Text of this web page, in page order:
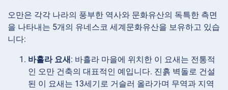
오만은 각각 나라의 풍부한 역사와 문화유산의 독특한 측면
을 나타내는 5개의 유네스코 세계문화유산을 보유하고 있습
니다:
바흘라 요새: 바흘라 마을에 위치한 이 요새는 전통적
인 오만 건축의 대표적인 예입니다. 진흙 벽돌로 건설
된 이 요새는 13세기로 거슬러 올라가며 무역과 지역